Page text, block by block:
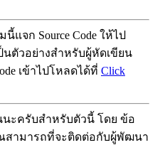
นี้แจก Source Code ให้ไป
นตัวอย่างสำหรับผู้หัดเขียน
เข้าไปโหลดได้ที่ Click
นะครับสำหรับตัวนี้ โดย ข้อ
สามารถที่จะติดต่อกับผู้พัฒนา